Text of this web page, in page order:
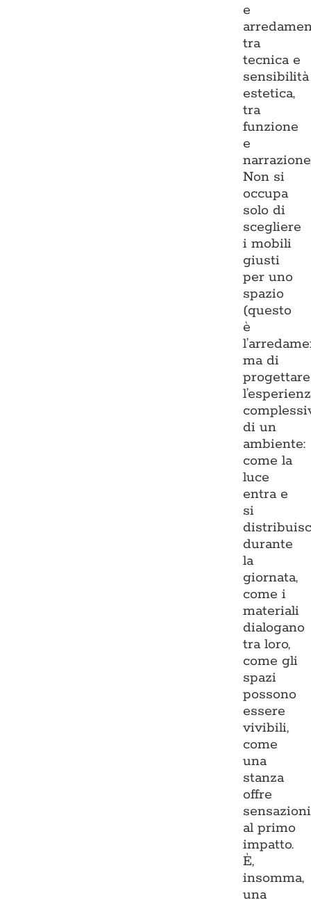
e
tra
tecnica e
sensibilità
estetica,
tra
funzione
e
Non si
occupa
solo di
scegliere
i mobili
giusti
per uno
spazio
(questo
è
ma di
progettare
di un
ambiente:
come la
luce
entra e
si
durante
la
giornata,
come i
materiali
dialogano
tra loro,
come gli
spazi
possono
essere
vivibili,
come
una
stanza
offre
sensazioni
al primo
impatto.
È,
insomma,
una